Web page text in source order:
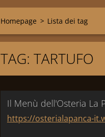
Homepage > Lista dei tag
TAG: TARTUFO
Il Menù dell'Osteria La
https://osterialapanca-